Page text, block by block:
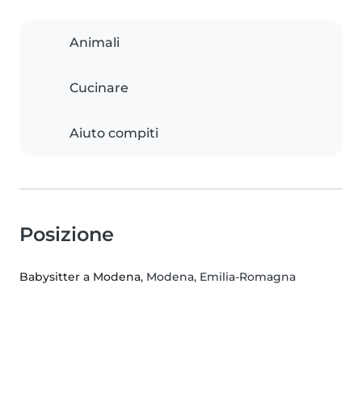
Animali
Cucinare
Aiuto compiti
Posizione
Babysitter a Modena, Modena, Emilia-Romagna